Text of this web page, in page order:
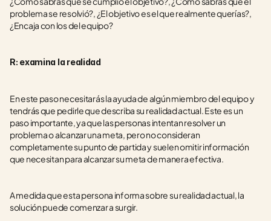
problema se resolvió?, ¿El objetivo es el que realmente querías?,
¿Encaja con los del equipo?
R: examina la realidad
En este paso necesitarás la ayuda de algún miembro del equipo y
tendrás que pedirle que describa su realidad actual. Este es un
paso importante, ya que las personas intentan resolver un
problema o alcanzar una meta, pero no consideran
completamente su punto de partida y suelen omitir información
que necesitan para alcanzar su meta de manera efectiva.
A medida que esta persona informa sobre su realidad actual, la
solución puede comenzar a surgir.